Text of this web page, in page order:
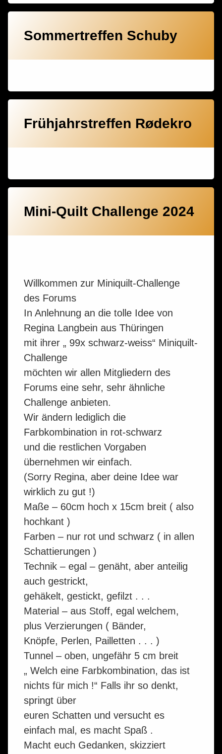
Sommertreffen Schuby
Frühjahrstreffen Rødekro
Mini-Quilt Challenge 2024
Willkommen zur Miniquilt-Challenge
des Forums
In Anlehnung an die tolle Idee von
Regina Langbein aus Thüringen
mit ihrer „ 99x schwarz-weiss“ Miniquilt-
Challenge
möchten wir allen Mitgliedern des
Forums eine sehr, sehr ähnliche
Challenge anbieten.
Wir ändern lediglich die
Farbkombination in rot-schwarz
und die restlichen Vorgaben
übernehmen wir einfach.
(Sorry Regina, aber deine Idee war
wirklich zu gut !)
Maße – 60cm hoch x 15cm breit ( also
hochkant )
Farben – nur rot und schwarz ( in allen
Schattierungen )
Technik – egal – genäht, aber anteilig
auch gestrickt,
gehäkelt, gestickt, gefilzt . . .
Material – aus Stoff, egal welchem,
plus Verzierungen ( Bänder,
Knöpfe, Perlen, Pailletten . . . )
Tunnel – oben, ungefähr 5 cm breit
„ Welch eine Farbkombination, das ist
nichts für mich !“ Falls ihr so denkt,
springt über
euren Schatten und versucht es
einfach mal, es macht Spaß .
Macht euch Gedanken, skizziert